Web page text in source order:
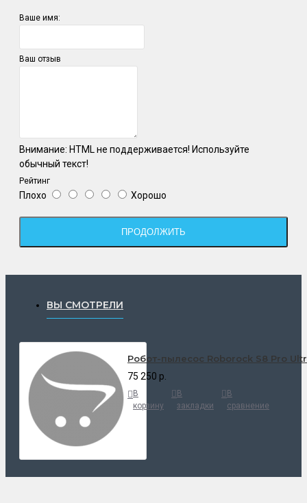
Ваше имя:
Ваш отзыв
Внимание: HTML не поддерживается! Используйте
обычный текст!
Рейтинг
Плохо Хорошо
ПРОДОЛЖИТЬ
ВЫ СМОТРЕЛИ
Робот-пылесос Roborock S8 Pro
75 250 р.
В
корзину
В
закладки
В
сравнение